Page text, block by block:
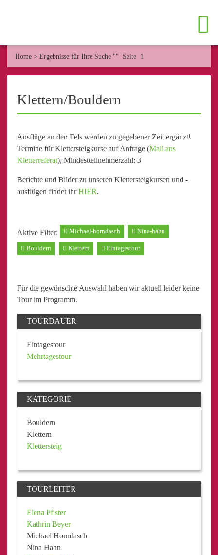
Home > Ergebnisse für Ihre Suche "" Seite 1
Klettern/Bouldern
Ausflüge an den Fels werden zu gegebener Zeit ergänzt!
Termine für Klettersteigkurse auf Anfrage (Mail ans
Kletterreferat), Mindestteilnehmerzahl: 3
Berichte und Bilder zu unseren Klettersteigkursen und -
ausflügen findet ihrHIER.
Aktive Filter: Michael-horndasch Nina-hahn
Bouldern Klettern Eintagestour
Für die gewünschte Auswahl haben wir aktuell leider keine
Tour im Programm.
TOURDAUER
Eintagestour
Mehrtagestour
KATEGORIE
Bouldern
Klettern
Klettersteig
TOURLEITER
Elena Pfister
Kathrin Beyer
Michael Horndasch
Nina Hahn